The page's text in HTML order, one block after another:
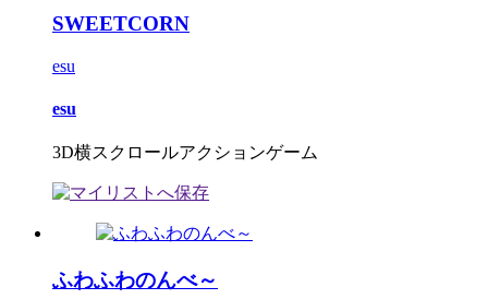
SWEETCORN
esu
esu
3D横スクロールアクションゲーム
ふわふわのんべ～